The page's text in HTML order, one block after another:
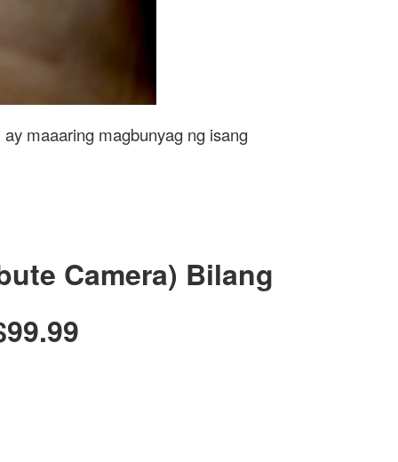
maaaring magbunyag ng isang
Camera) Bilang